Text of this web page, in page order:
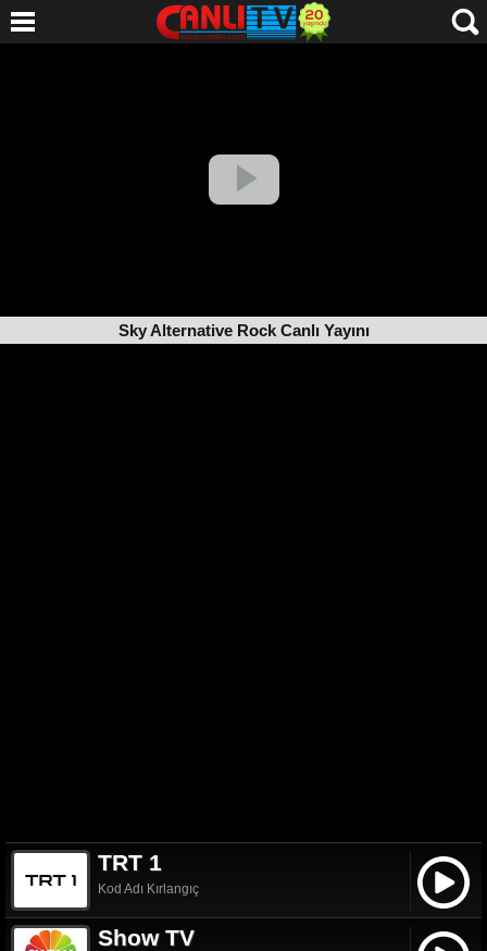
Sky Alternative Rock Canlı Yayını
TRT 1
Kod Adı Kırlangıç
Show TV